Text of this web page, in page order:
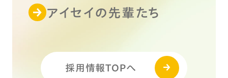
アイセイの先輩たち
採用情報TOPへ